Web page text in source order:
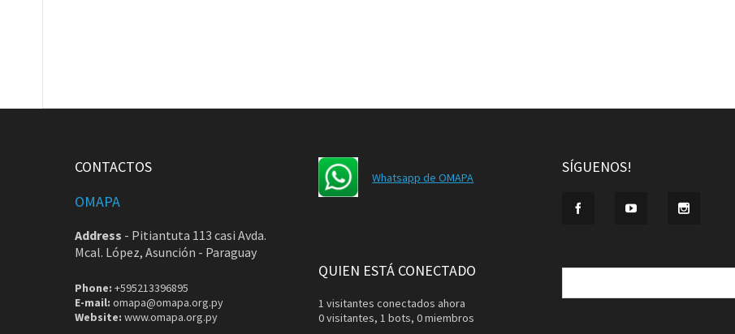
CONTACTOS
OMAPA
Address - Pitiantuta 113 casi Avda.
Mcal. López, Asunción - Paraguay
Phone: +595213396895
E-mail: omapa@omapa.org.py
Website: www.omapa.org.py
Whatsapp de OMAPA
SÍGUENOS!
QUIEN ESTÁ CONECTADO
1 visitantes conectados ahora
0 visitantes, 1 bots, 0 miembros
Buscar: